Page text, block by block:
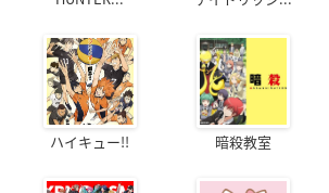
ハイキュー!! 暗殺教室